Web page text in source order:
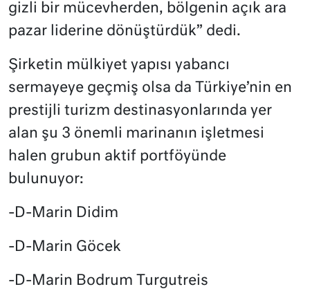
gizli bir mücevherden, bölgenin açık ara
pazar liderine dönüştürdük” dedi.
Şirketin mülkiyet yapısı yabancı
sermayeye geçmiş olsa da Türkiye’nin en
prestijli turizm destinasyonlarında yer
alan şu 3 önemli marinanın işletmesi
halen grubun aktif portföyünde
bulunuyor:
-D-Marin Didim
-D-Marin Göcek
-D-Marin Bodrum Turgutreis